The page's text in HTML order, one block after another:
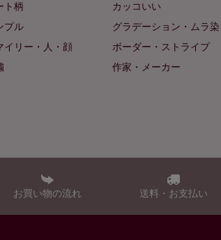
ト柄
カッコいい
プル
グラデーション・ムラ染
イリー・人・顔
ボーダー・ストライプ
作家・メーカー
お買い物の流れ 送料・お支払い